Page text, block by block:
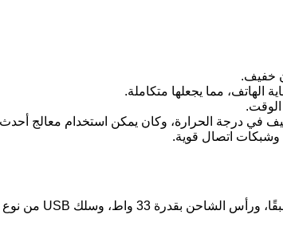
خفيف.
مما يجعلها متكاملة.
في درجة الحرارة، وكان يمكن استخدام معالج
اتصال قوية.